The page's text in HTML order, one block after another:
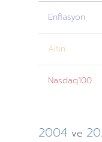
Enflasyon
Altın
Nasdaq100
2004 ve